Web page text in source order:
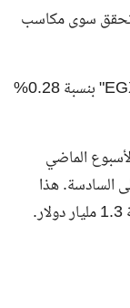
تحقق سوى مكاسب
وارتفع المؤشر الرئيسي للبورصة المصرية "EGX 30" بنسبة 0.28%
الماضي
السادسة. هذا